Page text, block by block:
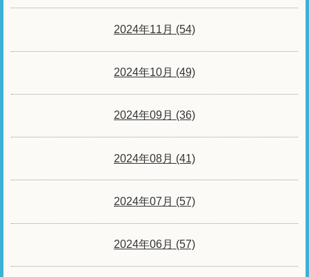
2024年11月 (54)
2024年10月 (49)
2024年09月 (36)
2024年08月 (41)
2024年07月 (57)
2024年06月 (57)